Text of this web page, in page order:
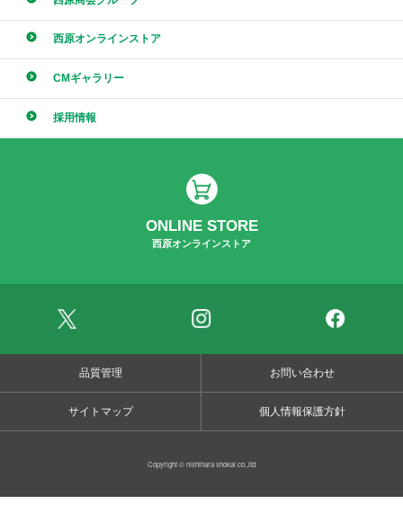
西原オンラインストア
CMギャラリー
採用情報
ONLINE STORE
西原オンラインストア
品質管理 お問い合わせ
サイトマップ 個人情報保護方針
Copyright © nishihara shokai co.,ltd